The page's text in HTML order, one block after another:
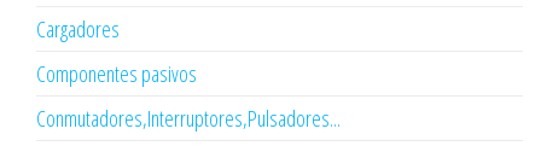
Cargadores
Componentes pasivos
Conmutadores,Interruptores,Pulsadores...